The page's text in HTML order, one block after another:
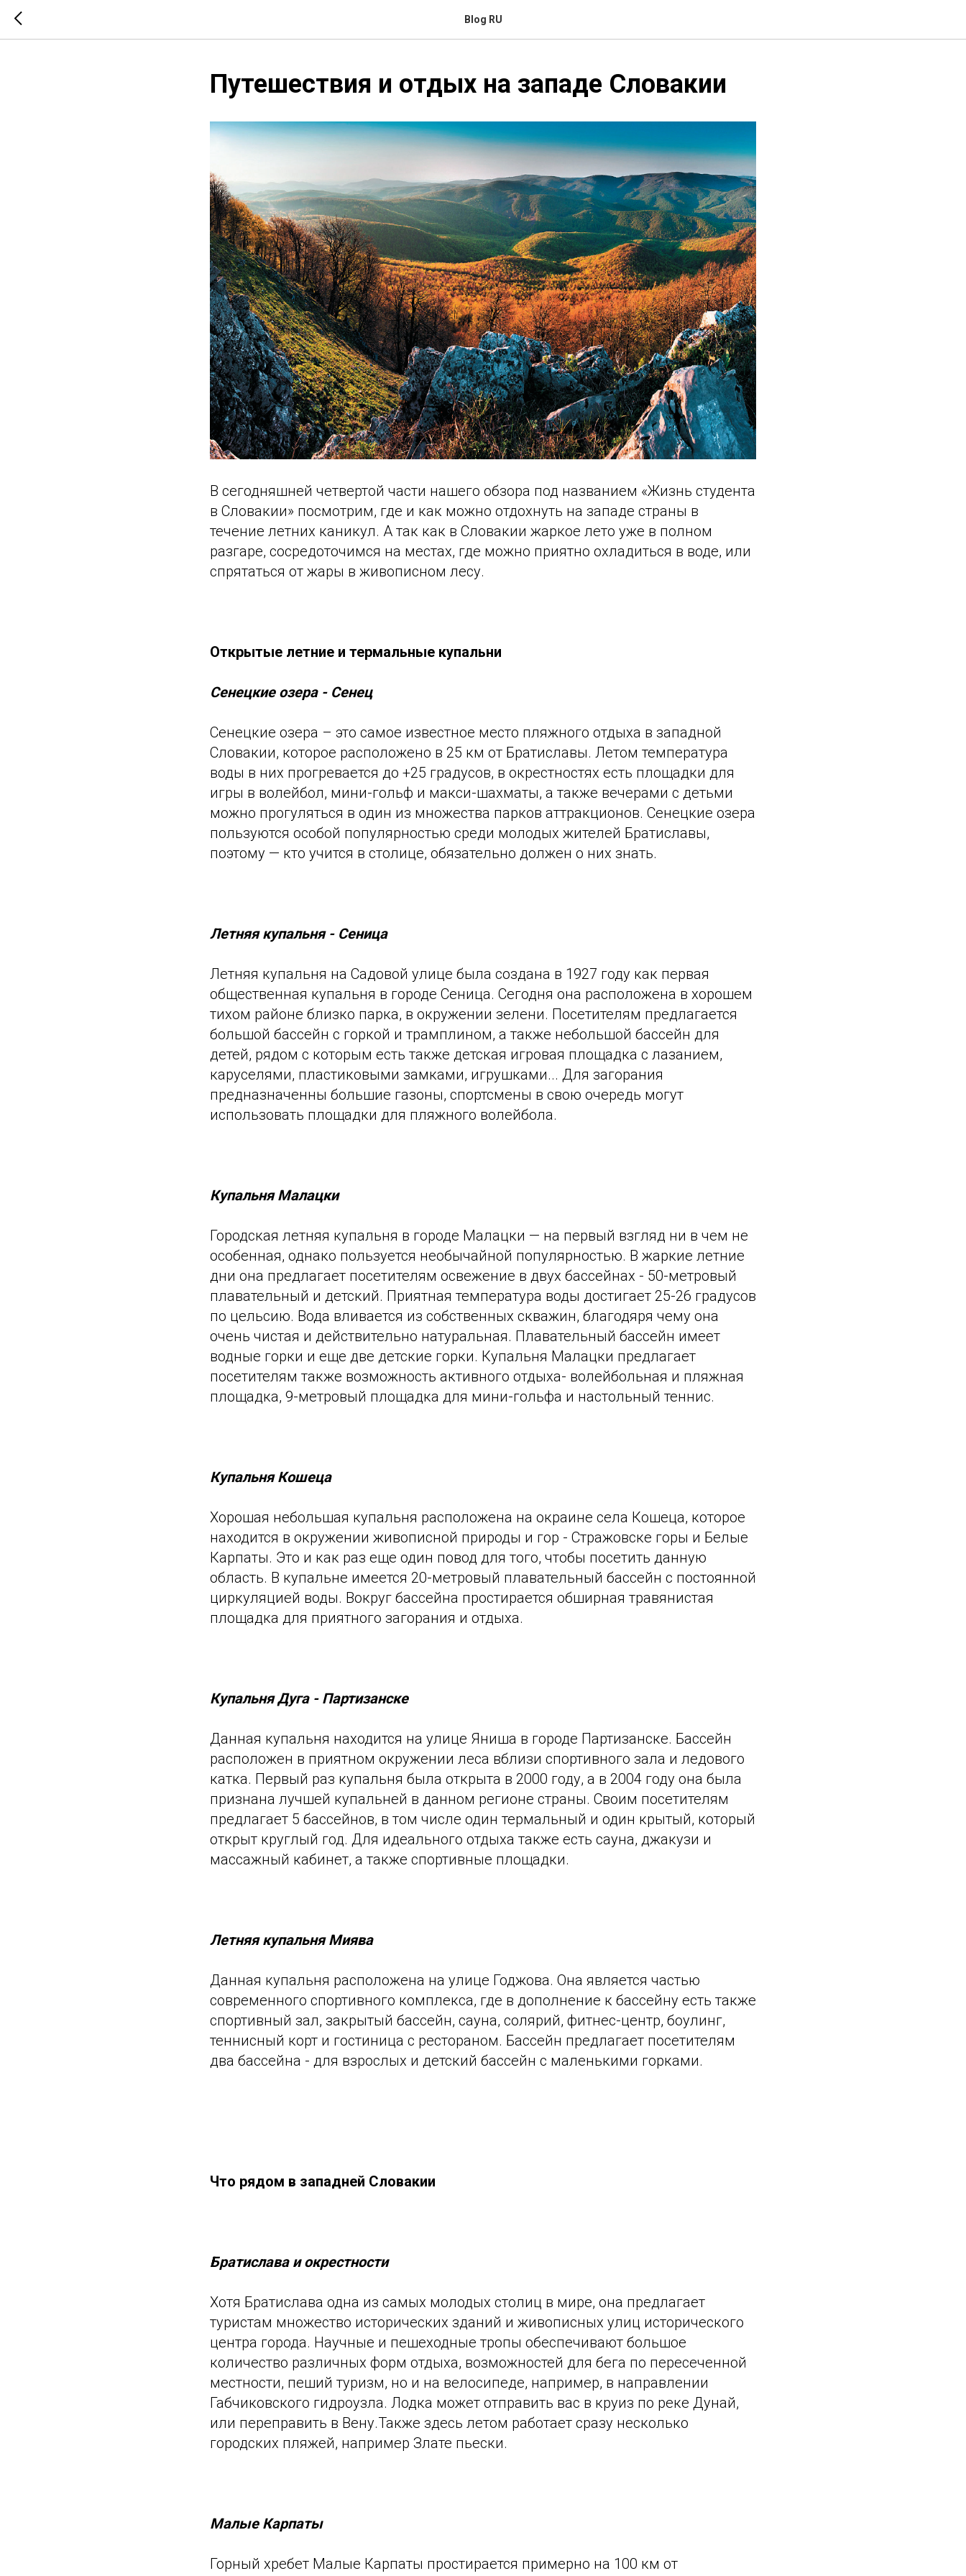
Blog RU
Путешествия и отдых на западе Словакии
В сегодняшней четвертой части нашего обзора под названием «Жизнь студента
в Словакии» посмотрим, где и как можно отдохнуть на западе страны в
течение летних каникул. А так как в Словакии жаркое лето уже в полном
разгаре, сосредоточимся на местах, где можно приятно охладиться в воде, или
спрятаться от жары в живописном лесу.
Открытые летние и термальные купальни
Сенецкие озера - Сенец
Сенецкие озера – это самое известное место пляжного отдыха в западной
Словакии, которое расположено в 25 км от Братиславы. Летом температура
воды в них прогревается до +25 градусов, в окрестностях есть площадки для
игры в волейбол, мини-гольф и макси-шахматы, а также вечерами с детьми
можно прогуляться в один из множества парков аттракционов. Сенецкие озера
пользуются особой популярностью среди молодых жителей Братиславы,
поэтому — кто учится в столице, обязательно должен о них знать.
Летняя купальня - Сеница
Летняя купальня на Садовой улице была создана в 1927 году как первая
общественная купальня в городе Сеница. Сегодня она расположена в хорошем
тихом районе близко парка, в окружении зелени. Посетителям предлагается
большой бассейн с горкой и трамплином, а также небольшой бассейн для
детей, рядом с которым есть также детская игровая площадка с лазанием,
каруселями, пластиковыми замками, игрушками... Для загорания
предназначенны большие газоны, спортсмены в свою очередь могут
использовать площадки для пляжного волейбола.
Купальня Малацки
Городская летняя купальня в городе Малацки — на первый взгляд ни в чем не
особенная, однако пользуется необычайной популярностью. В жаркие летние
дни она предлагает посетителям освежение в двух бассейнах - 50-метровый
плавательный и детский. Приятная температура воды достигает 25-26 градусов
по цельсию. Вода вливается из собственных скважин, благодяря чему она
очень чистая и действительно натуральная. Плавательный бассейн имеет
водные горки и еще две детские горки. Купальня Малацки предлагает
посетителям также возможность активного отдыха- волейбольная и пляжная
площадка, 9-метровый площадка для мини-гольфа и настольный теннис.
Купальня Кошеца
Хорошая небольшая купальня расположена на окраине села Кошеца, которое
находится в окружении живописной природы и гор - Стражовске горы и Белые
Карпаты. Это и как раз еще один повод для того, чтобы посетить данную
область. В купальне имеется 20-метровый плавательный бассейн с постоянной
циркуляцией воды. Вокруг бассейна простирается обширная травянистая
площадка для приятного загорания и отдыха.
Купальня Дуга - Партизанске
Данная купальня находится на улице Яниша в городе Партизанске. Бассейн
расположен в приятном окружении леса вблизи спортивного зала и ледового
катка. Первый раз купальня была открыта в 2000 году, а в 2004 году она была
признана лучшей купальней в данном регионе страны. Своим посетителям
предлагает 5 бассейнов, в том числе один термальный и один крытый, который
открыт круглый год. Для идеального отдыха также есть сауна, джакузи и
массажный кабинет, а также спортивные площадки.
Летняя купальня Миява
Данная купальня расположена на улице Годжова. Она является частью
современного спортивного комплекса, где в дополнение к бассейну есть также
спортивный зал, закрытый бассейн, сауна, солярий, фитнес-центр, боулинг,
теннисный корт и гостиница с рестораном. Бассейн предлагает посетителям
два бассейна - для взрослых и детский бассейн с маленькими горками.
Что рядом в западней Словакии
Братислава и окрестности
Хотя Братислава одна из самых молодых столиц в мире, она предлагает
туристам множество исторических зданий и живописных улиц исторического
центра города. Научные и пешеходные тропы обеспечивают большое
количество различных форм отдыха, возможностей для бега по пересеченной
местности, пеший туризм, но и на велосипеде, например, в направлении
Габчиковского гидроузла. Лодка может отправить вас в круиз по реке Дунай,
или переправить в Вену.Также здесь летом работает сразу несколько
городских пляжей, например Злате пьески.
Малые Карпаты
Горный хребет Малые Карпаты простирается примерно на 100 км от